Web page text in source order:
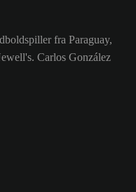
fra Paraguay,
Carlos González